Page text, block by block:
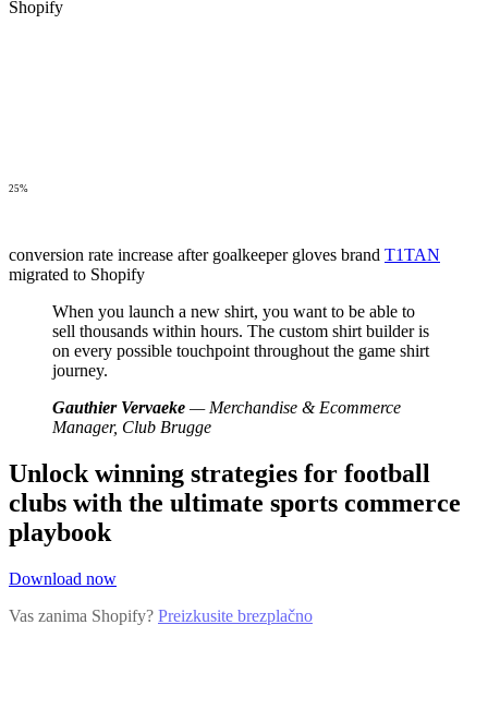
Shopify
25%
conversion rate increase after goalkeeper gloves brand T1TAN
migrated to Shopify
When you launch a new shirt, you want to be able to
sell thousands within hours. The custom shirt builder is
on every possible touchpoint throughout the game shirt
journey.
Gauthier Vervaeke — Merchandise & Ecommerce
Manager, Club Brugge
Unlock winning strategies for football
clubs with the ultimate sports commerce
playbook
Download now
Vas zanima Shopify? Preizkusite brezplačno